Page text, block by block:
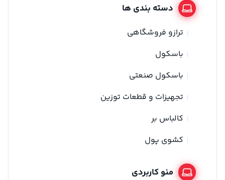
دسته بندی ها
ترازو فروشگاهی
باسکول
باسکول صنعتی
تجهیزات و قطعات توزین
کالباس بر
کشوی پول
منو کاربردی